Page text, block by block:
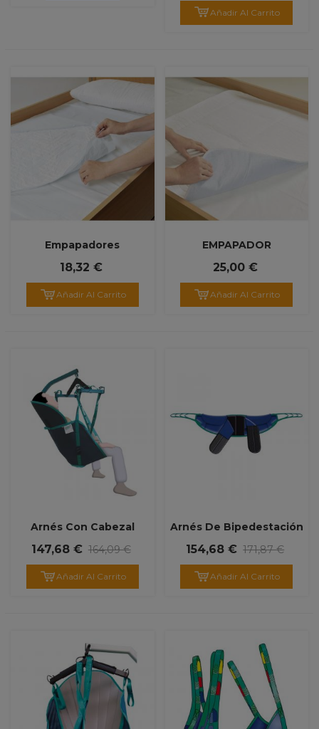
Incontinencia
Swimmates
Añadir Al Carrito
Empapadores
Desechables (25
Unidades)
18,32 €
Añadir Al Carrito
EMPAPADOR
SUPERABSORBENTE
2.500 Ml
25,00 €
Añadir Al Carrito
Arnés Con Cabezal
147,68 € 164,09 €
Añadir Al Carrito
Arnés De Bipedestación
Torneo
154,68 € 171,87 €
Añadir Al Carrito